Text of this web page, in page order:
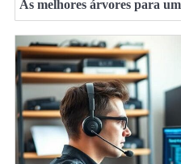
As melhores árvores para